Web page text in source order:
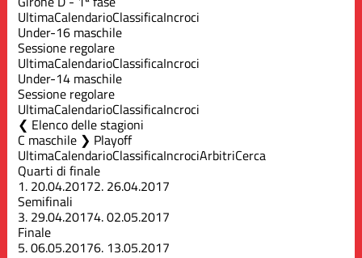
UltimaCalendarioClassificaIncroci
Under-16 maschile
Sessione regolare
UltimaCalendarioClassificaIncroci
Under-14 maschile
Sessione regolare
UltimaCalendarioClassificaIncroci
Elenco delle stagioni
C maschile ❯ Playoff
UltimaCalendarioClassificaIncrociArbitriCerca
Quarti di finale
1. 20.04.20172. 26.04.2017
Semifinali
3. 29.04.20174.02.05.2017
Finale
5.06.05.20176. 13.05.2017